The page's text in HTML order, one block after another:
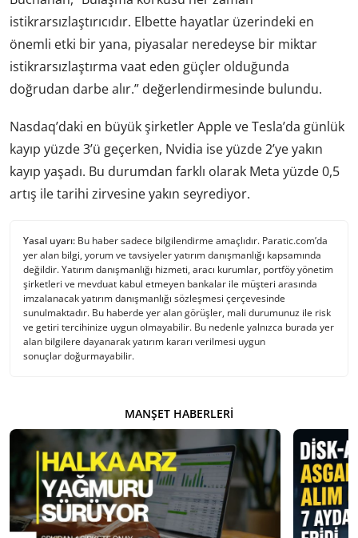
istikrarsızlaştırıcıdır. Elbette hayatlar üzerindeki en
önemli etki bir yana, piyasalar neredeyse bir miktar
istikrarsızlaştırma vaat eden güçler olduğunda
doğrudan darbe alır.” değerlendirmesinde bulundu.
Nasdaq’daki en büyük şirketler Apple ve Tesla’da günlük
kayıp yüzde 3’ü geçerken, Nvidia ise yüzde 2’ye yakın
kayıp yaşadı. Bu durumdan farklı olarak Meta yüzde 0,5
artış ile tarihi zirvesine yakın seyrediyor.
Yasal uyarı: Bu haber sadece bilgilendirme amaçlıdır. Paratic.com’da
yer alan bilgi, yorum ve tavsiyeler yatırım danışmanlığı kapsamında
değildir. Yatırım danışmanlığı hizmeti, aracı kurumlar, portföy yönetim
şirketleri ve mevduat kabul etmeyen bankalar ile müşteri arasında
imzalanacak yatırım danışmanlığı sözleşmesi çerçevesinde
sunulmaktadır. Bu haberde yer alan görüşler, mali durumunuz ile risk
ve getiri tercihinize uygun olmayabilir. Bu nedenle yalnızca burada yer
alan bilgilere dayanarak yatırım kararı verilmesi uygun
sonuçlar doğurmayabilir.
MANŞET HABERLERI